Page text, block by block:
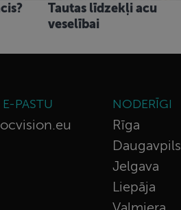
Tautas līdzekļi acu
veselībai
PASTU NODERĪGI
Rīga
Daugavpils
Jelgava
Liepāja